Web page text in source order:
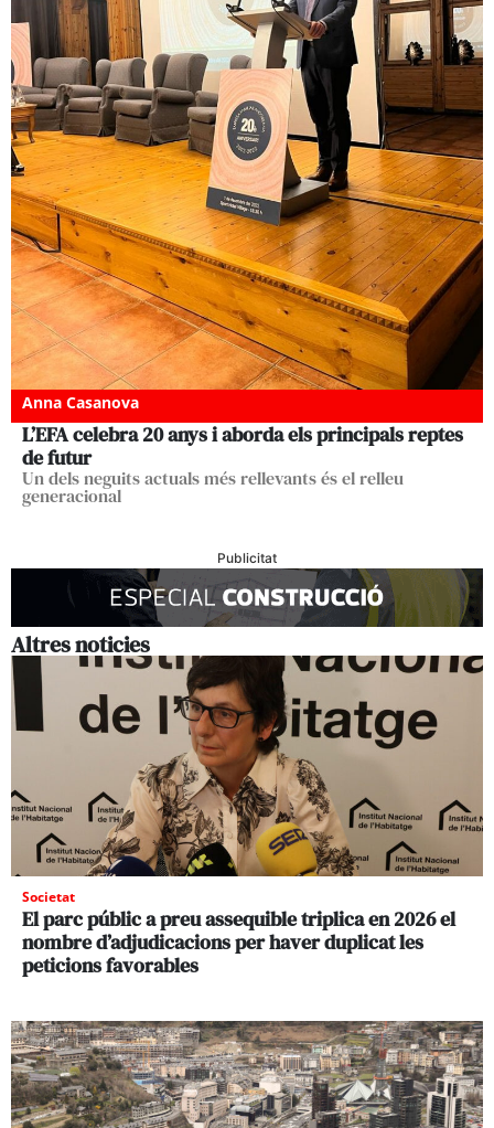
Anna Casanova
L’EFA celebra 20 anys i aborda els principals reptes
de futur
Un dels neguits actuals més rellevants és el relleu
generacional
Publicitat
Altres noticies
Societat
El parc públic a preu assequible triplica en 2026 el
nombre d’adjudicacions per haver duplicat les
peticions favorables